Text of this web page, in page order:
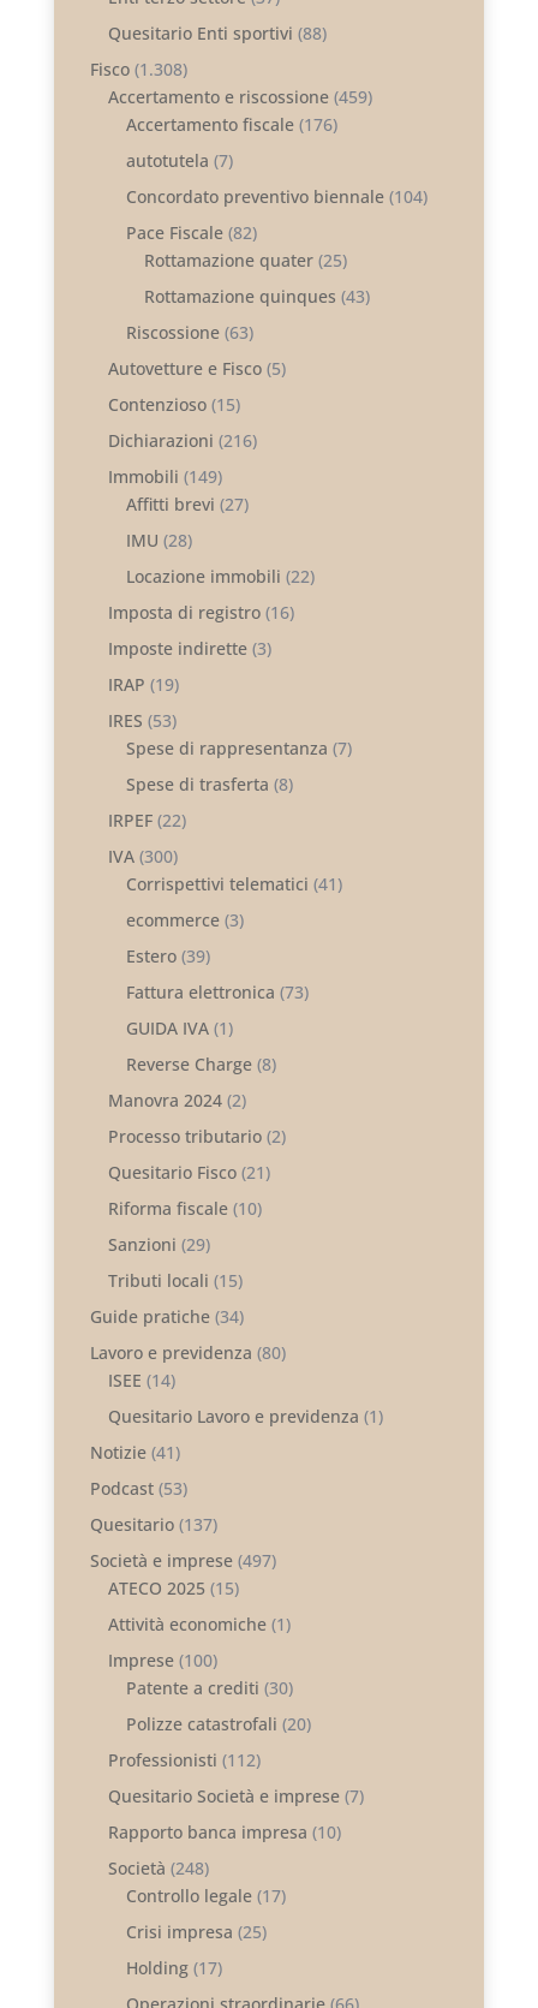
Quesitario Enti sportivi (88)
Fisco(1.308)
Accertamento e riscossione(459)
Accertamento fiscale(176)
autotutela (7)
Concordato preventivo biennale(104)
Pace Fiscale(82)
Rottamazione quater(25)
Rottamazione quinques (43)
Riscossione(63)
Autovetture e Fisco(5)
Contenzioso(15)
Dichiarazioni (216)
Immobili (149)
Affitti brevi (27)
IMU (28)
Locazione immobili (22)
Imposta di registro(16)
Imposte indirette(3)
IRAP (19)
IRES (53)
Spese di rappresentanza (7)
Spese di trasferta (8)
IRPEF(22)
IVA(300)
Corrispettivi telematici (41)
ecommerce(3)
Estero(39)
Fattura elettronica (73)
GUIDA IVA(1)
Reverse Charge(8)
Manovra 2024(2)
Processo tributario(2)
Quesitario Fisco(21)
Riforma fiscale(10)
Sanzioni (29)
Tributi locali (15)
Guide pratiche(34)
Lavoro e previdenza (80)
ISEE (14)
Quesitario Lavoro e previdenza (1)
Notizie(41)
Podcast(53)
Quesitario(137)
Società e imprese(497)
ATECO 2025 (15)
Attività economiche(1)
Imprese(100)
Patente a crediti (30)
Polizze catastrofali (20)
Professionisti (112)
Quesitario Società e imprese(7)
Rapporto banca impresa (10)
Società (248)
Controllo legale(17)
Crisi impresa (25)
Holding(17)